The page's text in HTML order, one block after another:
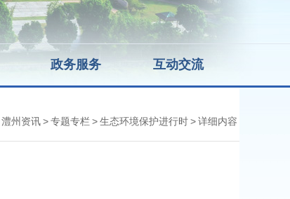
政务服务 互动交流
澧州资讯>专题专栏>生态环境保护进行时>详细内容